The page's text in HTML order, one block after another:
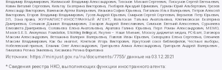
Владимир Владимирович, Жилинский Владимир Александрович, Тихонов Михаил Сергеевич, Пискунов Сергей Евгеньевич,
Ковин Виталий Сергеевич, Кильтау Екатерина Викторовна, Любарев Аркадий Ефимович, Гурман Юрий Альбертович, Грезев
Александр Викторович, Важенков Артем Валерьевич, Иванова София Юрьевна, Пигалкин Илья Валерьевич, Петров Алексей
Викторович, Егоров Владимир Владимирович, Гусев Андрей Юрьевич, Смирнов Сергей Сергеевич, Верзилов Петр Юрьевич,
ЗП, Зона права, ЖУРНАЛИСТ-ИНОСТРАННЫЙ АГЕНТ, Вольтская Татьяна Анатольевна, Клепиковская Екатерина
Дмитриевна, Сотников Даниил Владимирович, Захаров Андрей Вячеславович, Симонов Евгений Алексеевич, Сурначева
Елизавета Дмитриевна, Соловьева Елена Анатольевна, Арапова Галина Юрьевна, Перл Роман Александрович, МЕМО,
Mason G.E.S. Anonymous Foundation, Stichting Bellingcat, Якутия – Наше Мнение, Москоу диджитал медиа, РС-Балт, Заговора
Максим Александрович, Ветошкина Валерия Валерьевна, Павлов Иван Юрьевич, Скворцова Елена Сергеевна, Оленичев
Максим Владимирович, Как бы инагент, Кочетков Игорь Викторович, Иркутский союз библиофилов, Честные выборы,
Нобелевский призыв, Еланчик Олег Александрович, Григорьева Алина Александровна, Григорьев Андрей Валерьевич ,
Гималова Регина Эмилевна, Хисамова Регина Фаритовна
Источник: https://minjust.gov.ru/ru/documents/7755/данные на 03.12.2021
* Сведения реестра НКО, выполняющих функции иностранного агента: